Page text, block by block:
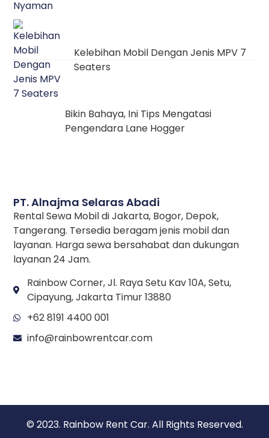
PT. Alnajma Selaras Abadi
Rental Sewa Mobil di Jakarta, Bogor, Depok,
Tangerang. Tersedia beragam jenis mobil dan
layanan. Harga sewa bersahabat dan dukungan
layanan 24 Jam.
Rainbow Corner, Jl. Raya Setu Kav 10A, Setu,
Cipayung, Jakarta Timur 13880
+62 8191 4400 001
info@rainbowrentcar.com
Kelebihan Mobil Dengan Jenis MPV 7
Seaters
Bikin Bahaya, Ini Tips Mengatasi
Pengendara Lane Hogger
© 2023. Rainbow Rent Car. All Rights Reserved.